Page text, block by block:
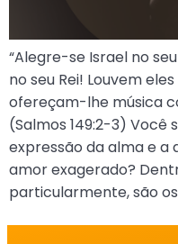
“Alegre-se Israel no
no seu Rei! Louvem
ofereçam-lhe música
(Salmos 149:2-3) Você
expressão da alma e a
amor exagerado?
particularmente, são